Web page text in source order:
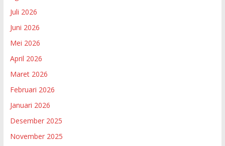
Juli 2026
Juni 2026
Mei 2026
April 2026
Maret 2026
Februari 2026
Januari 2026
Desember 2025
November 2025